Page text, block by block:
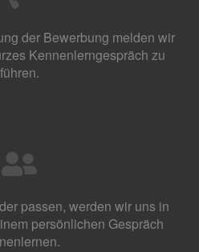
der Bewerbung melden wir
Kennenlerngespräch zu
führen.
passen, werden wir uns in
persönlichen Gespräch